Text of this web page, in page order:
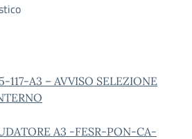
117-A3 – AVVISO SELEZIONE
A3 -FESR-PON-CA-